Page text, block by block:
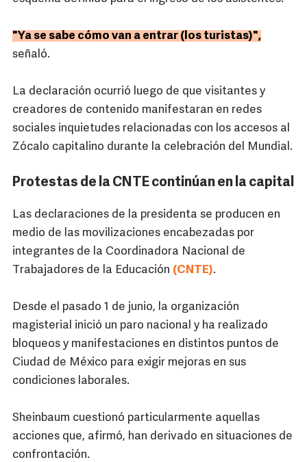
"Ya se sabe cómo van a entrar (los turistas)",
señaló.
La declaración ocurrió luego de que visitantes y
creadores de contenido manifestaran en redes
sociales inquietudes relacionadas con los accesos al
Zócalo capitalino durante la celebración del Mundial.
Protestas de la CNTE continúan en la capital
Las declaraciones de la presidenta se producen en
medio de las movilizaciones encabezadas por
integrantes de la Coordinadora Nacional de
Trabajadores de la Educación (CNTE).
Desde el pasado 1 de junio, la organización
magisterial inició un paro nacional y ha realizado
bloqueos y manifestaciones en distintos puntos de
Ciudad de México para exigir mejoras en sus
condiciones laborales.
Sheinbaum cuestionó particularmente aquellas
acciones que, afirmó, han derivado en situaciones de
confrontación.